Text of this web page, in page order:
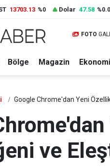
13703.13 %0 Dolar 47.58
FOTO
Bölge Magazin Ekonomi
Google Chrome'dan Yeni
ve